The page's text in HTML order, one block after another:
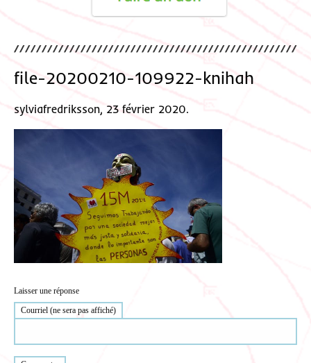
file-20200210-109922-knihah
sylviafredriksson, 23 février 2020.
Laisser une réponse
Courriel (ne sera pas affiché)